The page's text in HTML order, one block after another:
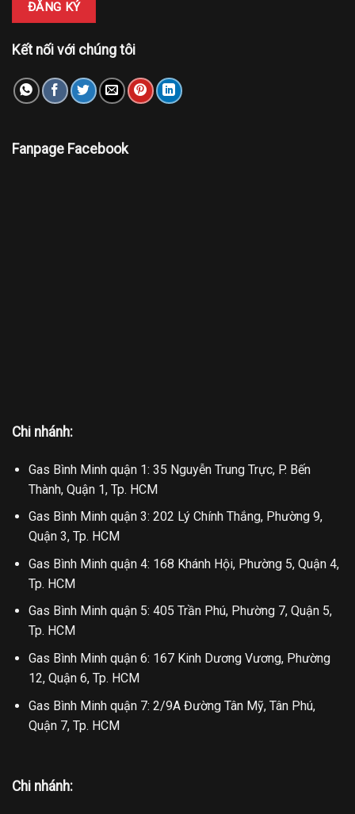
Kết nối với chúng tôi
Fanpage Facebook
Chi nhánh:
Gas Bình Minh quận 1: 35 Nguyễn Trung Trực, P. Bến
Thành, Quận 1, Tp. HCM
Gas Bình Minh quận 3: 202 Lý Chính Thắng, Phường 9,
Quận 3, Tp. HCM
Gas Bình Minh quận 4: 168 Khánh Hội, Phường 5, Quận 4,
Tp. HCM
Gas Bình Minh quận 5: 405 Trần Phú, Phường 7, Quận 5,
Tp. HCM
Gas Bình Minh quận 6: 167 Kinh Dương Vương, Phường
12, Quận 6, Tp. HCM
Gas Bình Minh quận 7: 2/9A Đường Tân Mỹ, Tân Phú,
Quận 7, Tp. HCM
Chi nhánh: